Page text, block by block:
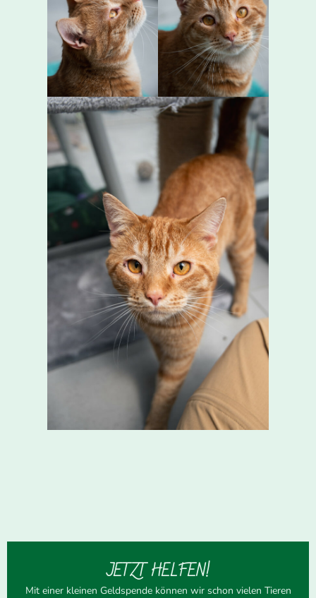
JETZT HELFEN!
Mit einer kleinen Geldspende können wir schon vielen Tieren